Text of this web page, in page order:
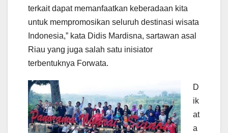
terkait dapat memanfaatkan keberadaan kita
untuk mempromosikan seluruh destinasi wisata
Indonesia,” kata Didis Mardisna, sartawan asal
Riau yang juga salah satu inisiator
terbentuknya Forwata.
D
ik
at
a